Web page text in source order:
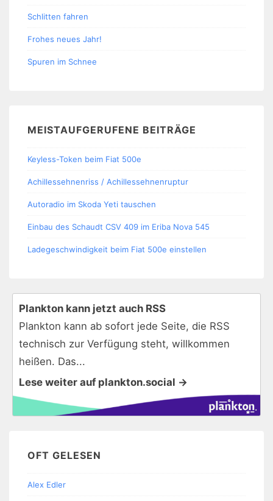
Schlitten fahren
Frohes neues Jahr!
Spuren im Schnee
MEISTAUFGERUFENE BEITRÄGE
Keyless-Token beim Fiat 500e
Achillessehnenriss / Achillessehnenruptur
Autoradio im Skoda Yeti tauschen
Einbau des Schaudt CSV 409 im Eriba Nova 545
Ladegeschwindigkeit beim Fiat 500e einstellen
Plankton kann jetzt auch RSS
Plankton kann ab sofort jede Seite, die RSS
technisch zur Verfügung steht, willkommen
heißen. Das...
Lese weiter auf plankton.social →
OFT GELESEN
Alex Edler